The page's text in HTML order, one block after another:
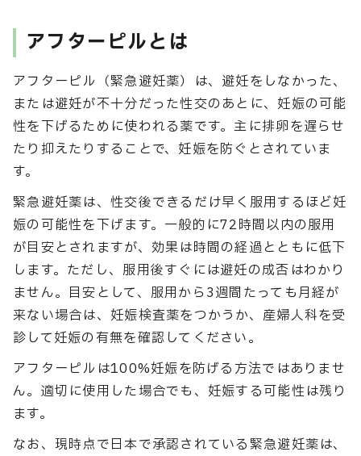
アフターピルとは
アフターピル（緊急避妊薬）は、避妊をしなかった、
または避妊が不十分だった性交のあとに、妊娠の可能
性を下げるために使われる薬です。主に排卵を遅らせ
たり抑えたりすることで、妊娠を防ぐとされていま
す。
緊急避妊薬は、性交後できるだけ早く服用するほど妊
娠の可能性を下げます。一般的に72時間以内の服用
が目安とされますが、効果は時間の経過とともに低下
します。ただし、服用後すぐには避妊の成否はわかり
ません。目安として、服用から3週間たっても月経が
来ない場合は、妊娠検査薬をつかうか、産婦人科を受
診して妊娠の有無を確認してください。
アフターピルは100%妊娠を防げる方法ではありませ
ん。適切に使用した場合でも、妊娠する可能性は残り
ます。
なお、現時点で日本で承認されている緊急避妊薬は、